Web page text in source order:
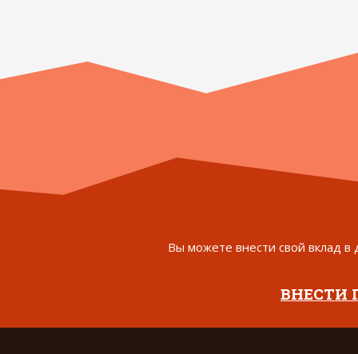
Вы можете внести свой вклад в
ВНЕСТИ